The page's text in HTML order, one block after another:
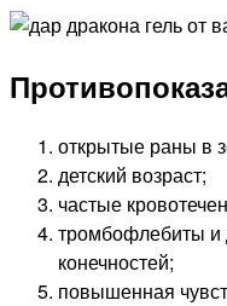
открытые раны в
детский возраст;
частые
тромбофлебиты и
конечностей;
повышенная